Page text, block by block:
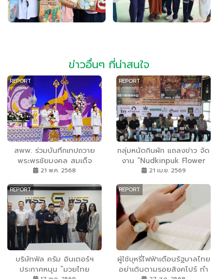
ข่าวอื่นๆ ที่น่าสนใจ
REPORT
สพพ. ร่วมบันทึกเทปถวาย
พระพรชัยมงคล สมเด็จ
พระนางเจ้าสุทิดาฯ
21 พ.ค. 2568
REPORT
กลุ่มหนัดกินผัก​ แถลงข่าว​ จัด
งาน “Nudkinpuk Flower
Competition 2nd 2026”
ชุ่ย เปิดเวทียกระดับมาตรฐาน
กัญชาไทย
21 เม.ย. 2569
REPORT
บริษัทฟัล ครัม อินเตอร์ฯ
ประกาศหนุน ”มวยไทย
REPORT
ผู้ใช้บุหรี่ไฟฟ้าเตือนรัฐบาลไทย
อย่าเดินตามรอยสิงคโปร์ ทำ